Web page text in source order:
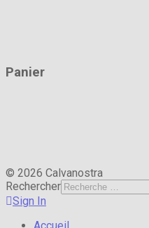
Panier
© 2026 Calvanostra
Rechercher
Sign In